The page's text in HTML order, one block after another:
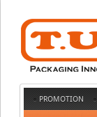
PROMOTION